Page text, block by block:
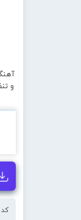
و